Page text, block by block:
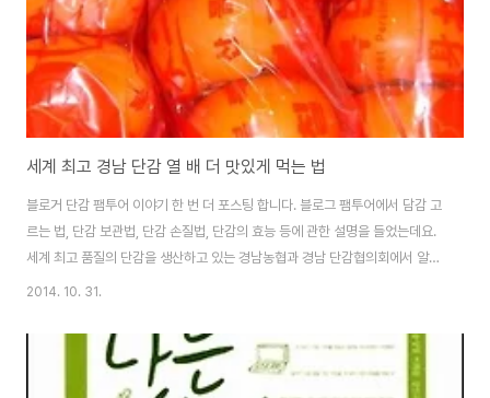
세계 최고 경남 단감 열 배 더 맛있게 먹는 법
블로거 단감 팸투어 이야기 한 번 더 포스팅 합니다. 블로그 팸투어에서 담감 고
르는 법, 단감 보관법, 단감 손질법, 단감의 효능 등에 관한 설명을 들었는데요.
세계 최고 품질의 단감을 생산하고 있는 경남농협과 경남 단감협의회에서 알려
준 맛있는 단감 고르는 법을 블로그 독자분들과 나누려고 합니다. 맛있는 단감
더군요. 꼭지는 깨끗하게 붙어 있고, 꼭지 부분에 균열이 없어야 하며, 전체적으
로 색깔이 같은 감이 맛이 있다고 합니다. 감의 크기는 좌우 대칭이 균일하고,
형태가 변형되지 않은 것이 좋으며, 단감 표면에 하얀 과분이 얇게 붙어 있는 것
2014. 10. 31.